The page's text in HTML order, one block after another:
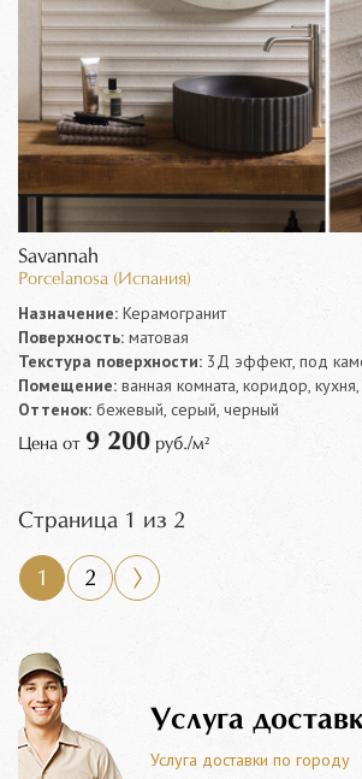
Savannah
Porcelanosa (Испания)
Назначение: Керамогранит
Поверхность: матовая
Текстура поверхности: 3Д эффект, под
Помещение: ванная комната, коридор,
Оттенок: бежевый, серый, черный
Цена от 9 200 руб./м²
Страница 1 из 2
1 2
Услуга
Услуга доставки по городу